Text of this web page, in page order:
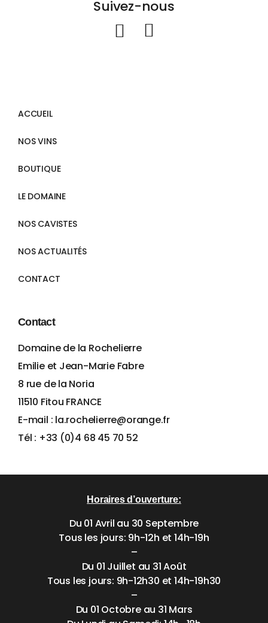
Suivez-nous
ACCUEIL
NOS VINS
BOUTIQUE
LE DOMAINE
NOS CAVISTES
NOS ACTUALITÉS
CONTACT
Contact
Domaine de la Rochelierre
Emilie et Jean-Marie Fabre
8 rue de la Noria
11510 Fitou FRANCE
E-mail : la.rochelierre@orange.fr
Tél : +33 (0)4 68 45 70 52
Horaires d’ouverture:
Du 01 Avril au 30 Septembre
Tous les jours: 9h-12h et 14h-19h
–
Du 01 Juillet au 31 Août
Tous les jours: 9h-12h30 et 14h-19h30
–
Du 01 Octobre au 31 Mars